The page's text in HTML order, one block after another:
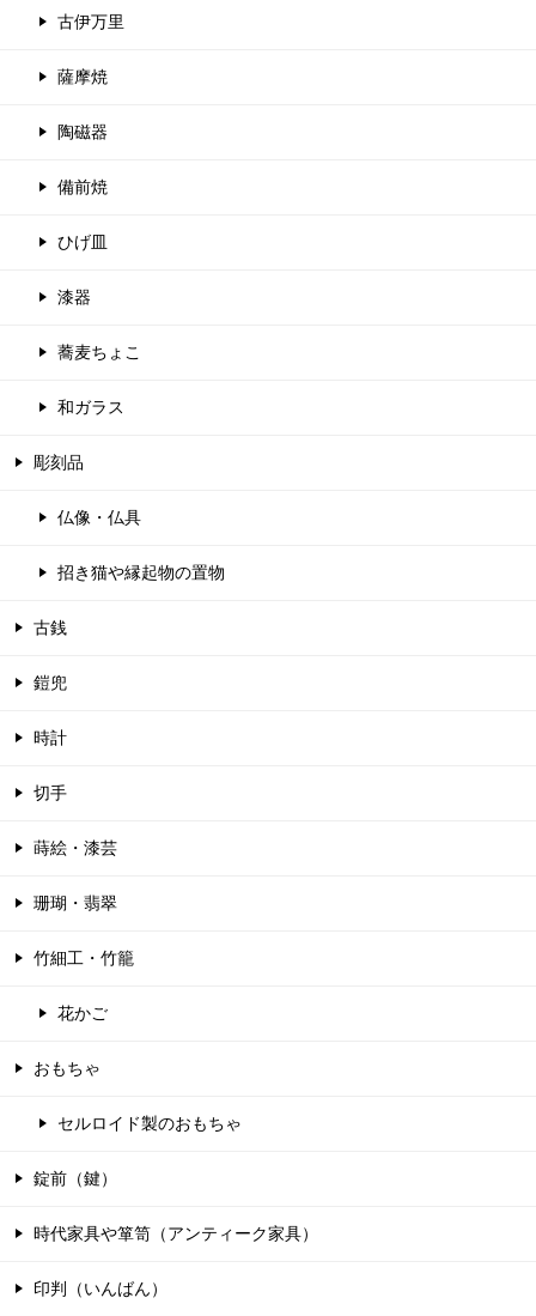
古伊万里
薩摩焼
陶磁器
備前焼
ひげ皿
漆器
蕎麦ちょこ
和ガラス
彫刻品
仏像・仏具
招き猫や縁起物の置物
古銭
鎧兜
時計
切手
蒔絵・漆芸
珊瑚・翡翠
竹細工・竹籠
花かご
おもちゃ
セルロイド製のおもちゃ
錠前（鍵）
時代家具や箪笥（アンティーク家具）
印判（いんばん）